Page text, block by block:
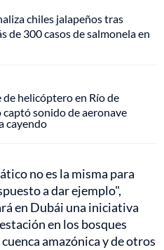
chiles jalapeños tras
de 300 casos de salmonela en
de helicóptero en Río de
captó sonido de aeronave
cayendo
no es la misma para
a dar ejemplo",
en Dubái una iniciativa
en los bosques
amazónica y de otros